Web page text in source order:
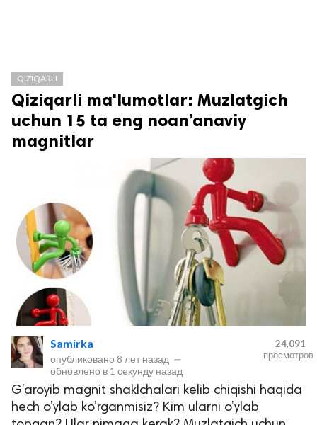
QIZIQARLI
Qiziqarli ma'lumotlar: Muzlatgich
uchun 15 ta eng noan’anaviy
magnitlar
Samirka
опубликовано 8 лет назад —
обновлено в 1 секунду назад
24,091
просмотров
G’aroyib magnit shaklchalari kelib chiqishi haqida
hech o’ylab ko’rganmisiz? Kim ularni o’ylab